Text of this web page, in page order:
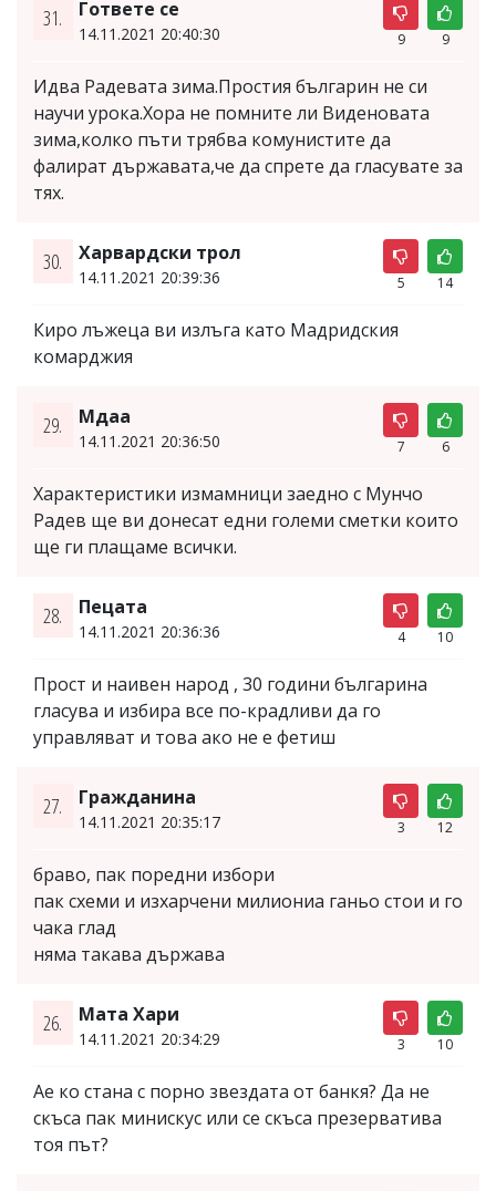
31. Гответе се
14.11.2021 20:40:30 9 9
Идва Радевата зима.Простия българин не си
научи урока.Хора не помните ли Виденовата
зима,колко пъти трябва комунистите да
фалират държавата,че да спрете да гласувате за
тях.
30. Харвардски трол
14.11.2021 20:39:36 5 14
Киро лъжеца ви излъга като Мадридския
комарджия
29. Мдаа
14.11.2021 20:36:50 7 6
Характеристики измамници заедно с Мунчо
Радев ще ви донесат едни големи сметки които
ще ги плащаме всички.
28. Пецата
14.11.2021 20:36:36 4 10
Прост и наивен народ , 30 години българина
гласува и избира все по-крадливи да го
управляват и това ако не е фетиш
27. Гражданина
14.11.2021 20:35:17 3 12
браво, пак поредни избори
пак схеми и изхарчени милиониа ганьо стои и го
чака глад
няма такава държава
26. Мата Хари
14.11.2021 20:34:29 3 10
Ае ко стана с порно звездата от банкя? Да не
скъса пак минискус или се скъса презерватива
тоя път?